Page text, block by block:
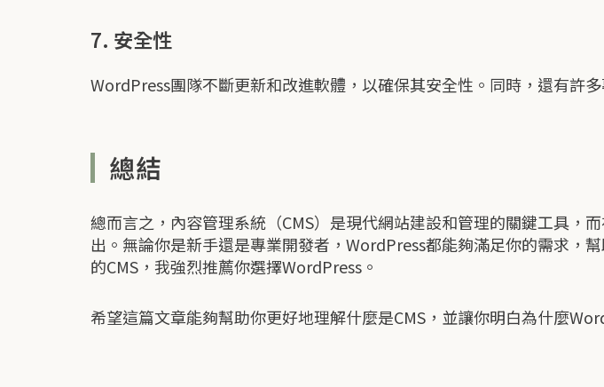
7. 安全性
WordPress團隊不斷更新和改進軟體，以確保其安全性。同時，還有許
總結
總而言之，內容管理系統（CMS）是現代網站建設和管理的關鍵工具，
出。無論你是新手還是專業開發者，WordPress都能夠滿足你的需求，
的CMS，我強烈推薦你選擇WordPress。
希望這篇文章能夠幫助你更好地理解什麼是CMS，並讓你明白為什麼